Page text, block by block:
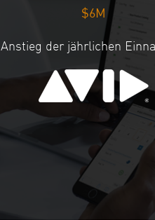
$6M
Anstieg der jährlichen